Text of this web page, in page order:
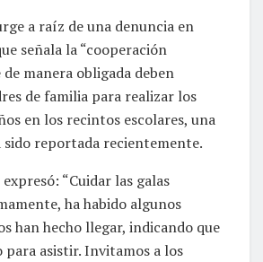
a raíz de una denuncia en
señala la “cooperación
manera obligada deben
de familia para realizar los
en los recintos escolares, una
sido reportada recientemente.
“Cuidar las galas
ha habido algunos
han hecho llegar, indicando que
para asistir. Invitamos a los